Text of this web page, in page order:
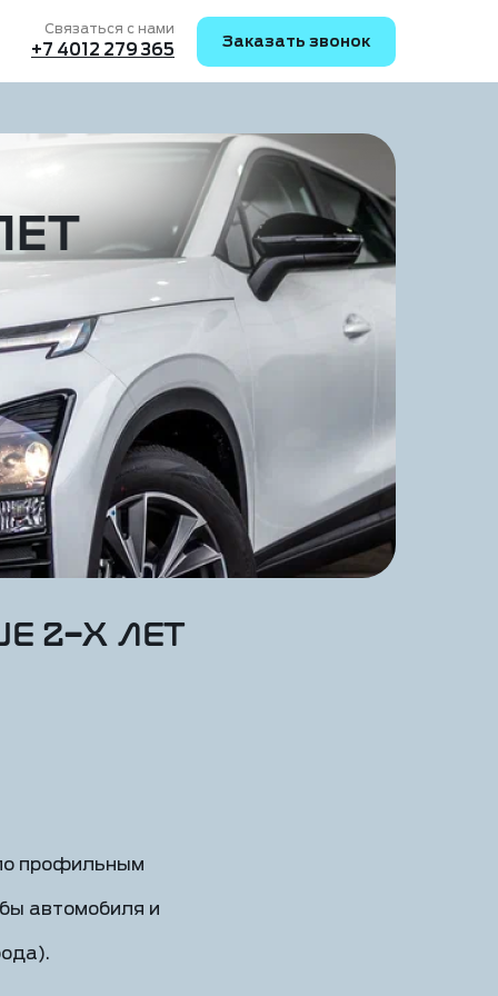
+7 4012 279 365
Связаться с нами
Заказать звонок
2-х лет
профильным
автомобиля и